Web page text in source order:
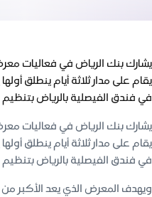
في فندق الفيصلية بالرياض
في فندق الفيصلية بالرياض
ويهدف المعرض الذي يعد الأكبر